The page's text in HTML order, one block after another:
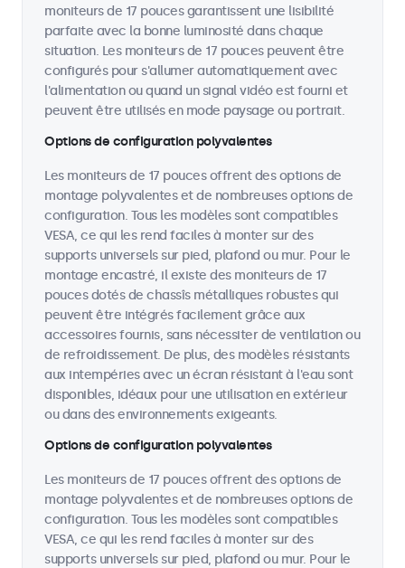
moniteurs de 17 pouces garantissent une lisibilité
parfaite avec la bonne luminosité dans chaque
situation. Les moniteurs de 17 pouces peuvent être
configurés pour s'allumer automatiquement avec
l'alimentation ou quand un signal vidéo est fourni et
peuvent être utilisés en mode paysage ou portrait.
Options de configuration polyvalentes
Les moniteurs de 17 pouces offrent des options de
montage polyvalentes et de nombreuses options de
configuration. Tous les modèles sont compatibles
VESA, ce qui les rend faciles à monter sur des
supports universels sur pied, plafond ou mur. Pour le
montage encastré, il existe des moniteurs de 17
pouces dotés de chassîs métalliques robustes qui
peuvent être intégrés facilement grâce aux
accessoires fournis, sans nécessiter de ventilation ou
de refroidissement. De plus, des modèles résistants
aux intempéries avec un écran résistant à l'eau sont
disponibles, idéaux pour une utilisation en extérieur
ou dans des environnements exigeants.
Options de configuration polyvalentes
Les moniteurs de 17 pouces offrent des options de
montage polyvalentes et de nombreuses options de
configuration. Tous les modèles sont compatibles
VESA, ce qui les rend faciles à monter sur des
supports universels sur pied, plafond ou mur. Pour le